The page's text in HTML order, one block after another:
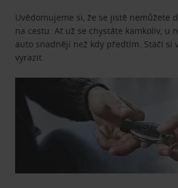
Uvědomujeme si, že se jistě nemůžete
na cestu. Ať už se chystáte kamkoliv, u
auto snadněji než kdy předtím. Stačí si
vyrazit.